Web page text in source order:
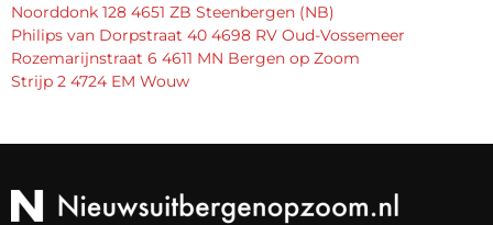
Noorddonk 128 4651 ZB Steenbergen (NB)
Philips van Dorpstraat 40 4698 RV Oud-Vossemeer
Rozemarijnstraat 6 4611 MN Bergen op Zoom
Strijp 2 4724 EM Wouw